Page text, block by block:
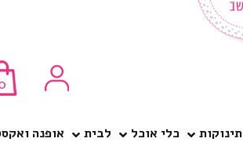
תינוקות כלי אוכל לבית אופנה